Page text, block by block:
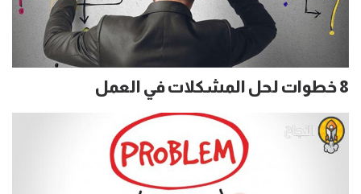
8 خطوات لحل المشكلات في العمل